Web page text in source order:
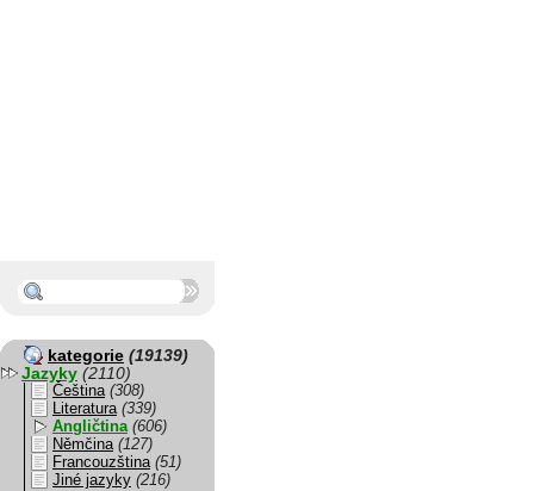
kategorie (19139)
Jazyky (2110)
Čeština (308)
Literatura (339)
Angličtina (606)
Němčina (127)
Francouzština (51)
Jiné jazyky (216)